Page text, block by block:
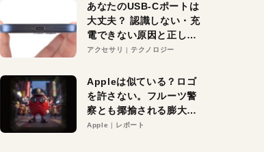
あなたのUSB-Cポートは
大丈夫？ 認識しない・充
電できない原因と正しい
対策
アクセサリ テクノロジー
Appleは似ている？ロゴ
を許さない。フルーツ警
察とも揶揄される膨大な
異議申し立て。対象は非
Apple レポート